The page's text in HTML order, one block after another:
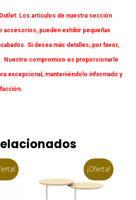
Los artículos de nuestra sección
accesorios, pueden exhibir pequeñas
Si desea más detalles, por favor,
Nuestro compromiso es proporcionarle
excepcional, manteniéndolo informado y
¡Oferta!